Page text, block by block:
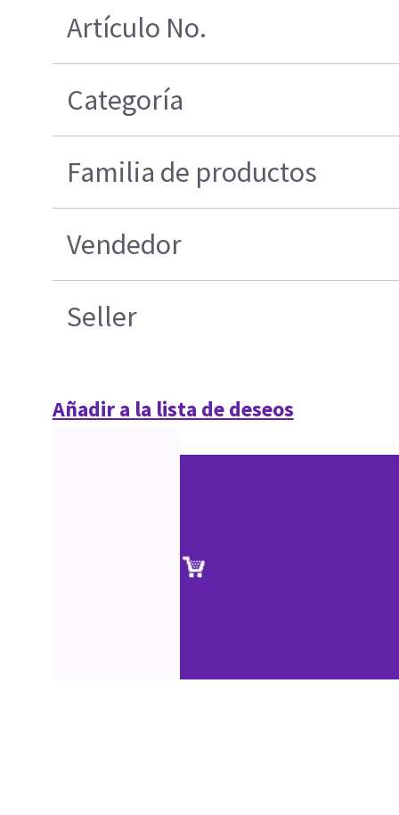
Artículo No.
Categoría
Familia de productos
Vendedor
Seller
Añadir a la lista de deseos